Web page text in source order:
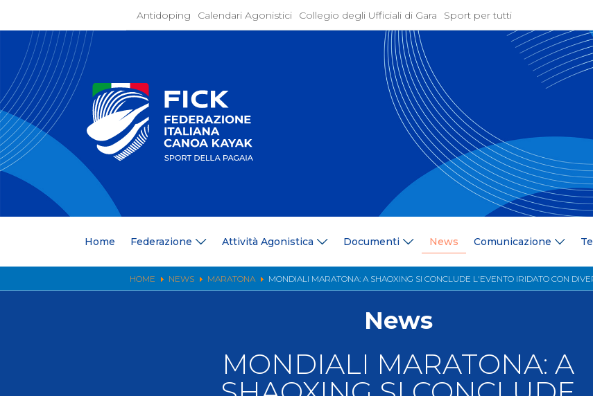
Antidoping Calendari Agonistici Collegio degli Ufficiali di Gara Sport per tutti
Home Federazione Attività Agonistica Documenti News Comunicazione
HOME NEWS MARATONA MONDIALI MARATONA: A SHAOXING SI CONCLUDE L'EVENTO IRIDATO CON
Home
Whistleblowing
Attività
Convocazioni
Documentazione
Risultati On Line
Classifiche
FICK Coach
Dual Career
News Comunicazione
Ufficio Stampa
Territorio
Comitati/Delegati
News
MONDIALI MARATONA: A